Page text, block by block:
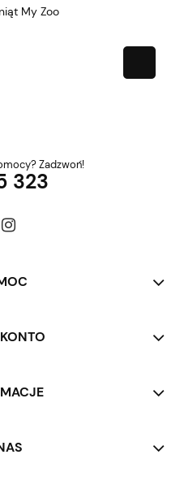
My Zoo
Zadzwoń!
323